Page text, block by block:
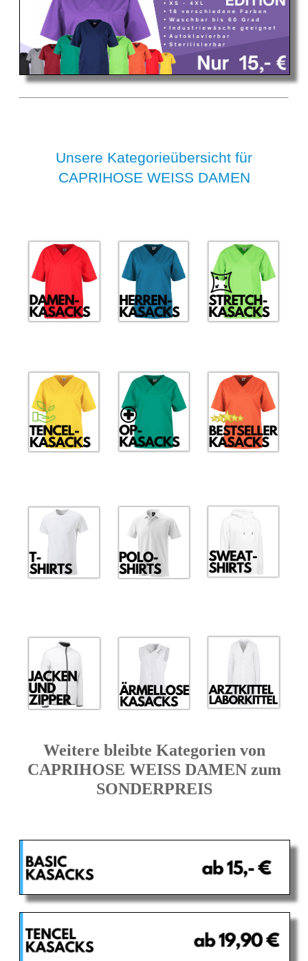
Unsere Kategorieübersicht für
CAPRIHOSE WEISS DAMEN
Weitere bleibte Kategorien von
CAPRIHOSE WEISS DAMEN zum
SONDERPREIS